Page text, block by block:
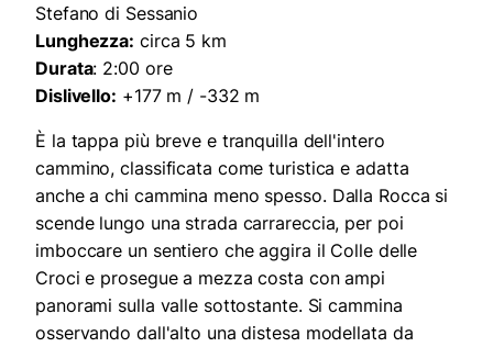
Stefano di Sessanio
Lunghezza: circa 5 km
Durata: 2:00 ore
Dislivello: +177 m / -332 m
È la tappa più breve e tranquilla dell'intero
cammino, classificata come turistica e adatta
anche a chi cammina meno spesso. Dalla Rocca si
scende lungo una strada carrareccia, per poi
imboccare un sentiero che aggira il Colle delle
Croci e prosegue a mezza costa con ampi
panorami sulla valle sottostante. Si cammina
osservando dall'alto una distesa modellata da